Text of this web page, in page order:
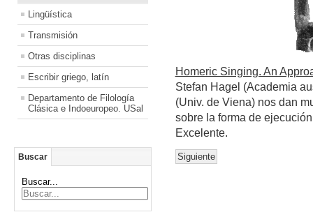
Lingüística
Transmisión
Otras disciplinas
Escribir griego, latín
Departamento de Filología
Clásica e Indoeuropeo. USal
Buscar
Buscar...
Homeric Singing. An
Stefan Hagel (Academia
(Univ. de Viena) nos dan
sobre la forma de
Excelente.
Siguiente